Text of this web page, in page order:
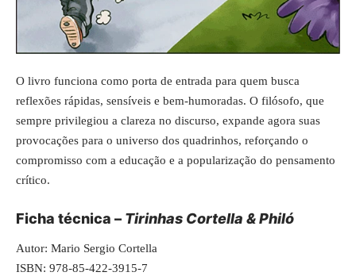
O livro funciona como porta de entrada para quem busca
reflexões rápidas, sensíveis e bem-humoradas. O filósofo, que
sempre privilegiou a clareza no discurso, expande agora suas
provocações para o universo dos quadrinhos, reforçando o
compromisso com a educação e a popularização do pensamento
crítico.
Ficha técnica – Tirinhas Cortella & Philó
Autor: Mario Sergio Cortella
ISBN: 978-85-422-3915-7